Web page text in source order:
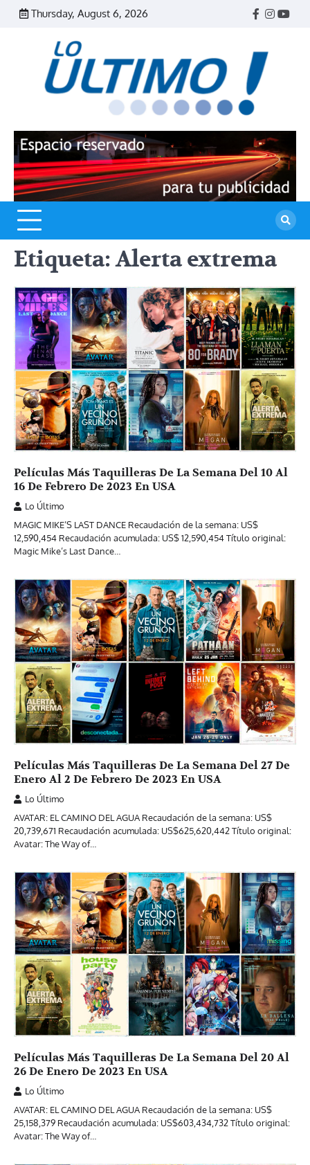
Skip
Thursday, August 6, 2026
Facebook
Etiqueta:Alerta extrema
Películas Más Taquilleras De La Semana Del 10 Al
16 De Febrero De 2023 En USA
Lo Último
MAGIC MIKE’S LAST DANCE Recaudación de la semana: US$
12,590,454 Recaudación acumulada: US$ 12,590,454 Título original:
Magic Mike’s Last Dance…
Películas Más Taquilleras De La Semana Del 27 De
Enero Al 2 De Febrero De 2023 En USA
Lo Último
AVATAR: EL CAMINO DEL AGUA Recaudación de la semana: US$
20,739,671 Recaudación acumulada: US$625,620,442 Título original:
Avatar: The Way of…
Películas Más Taquilleras De La Semana Del 20 Al
26 De Enero De 2023 En USA
Lo Último
AVATAR: EL CAMINO DEL AGUA Recaudación de la semana: US$
25,158,379 Recaudación acumulada: US$603,434,732 Título original:
Avatar: The Way of…